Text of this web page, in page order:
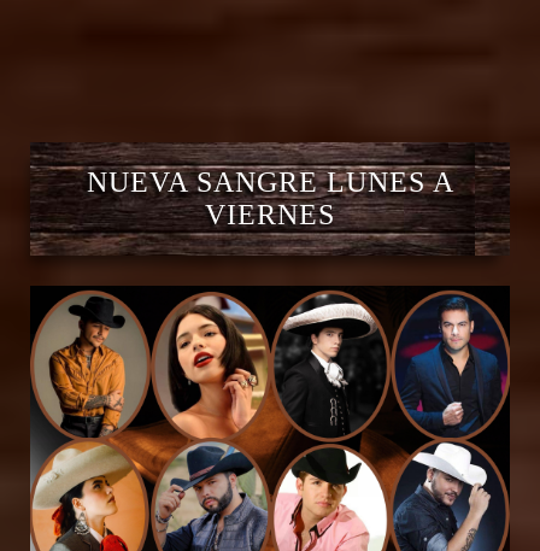
NUEVA SANGRE LUNES A
VIERNES